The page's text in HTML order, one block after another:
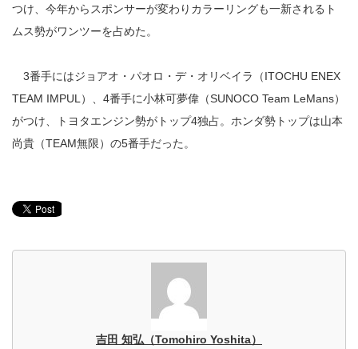
つけ、今年からスポンサーが変わりカラーリングも一新されるト
ムス勢がワンツーを占めた。
3番手にはジョアオ・パオロ・デ・オリベイラ（ITOCHU ENEX
TEAM IMPUL）、4番手に小林可夢偉（SUNOCO Team LeMans）
がつけ、トヨタエンジン勢がトップ4独占。ホンダ勢トップは山本
尚貴（TEAM無限）の5番手だった。
吉田 知弘（Tomohiro Yoshita）